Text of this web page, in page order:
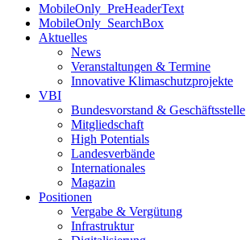
MobileOnly_PreHeaderText
MobileOnly_SearchBox
Aktuelles
News
Veranstaltungen & Termine
Innovative Klimaschutzprojekte
VBI
Bundesvorstand & Geschäftsstelle
Mitgliedschaft
High Potentials
Landesverbände
Internationales
Magazin
Positionen
Vergabe & Vergütung
Infrastruktur